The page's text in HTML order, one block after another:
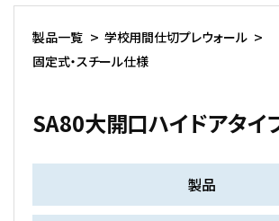
製品一覧
学校用間仕切プレウォール
固定式・スチール仕様
SA80大開口ハイドアタイ
製品